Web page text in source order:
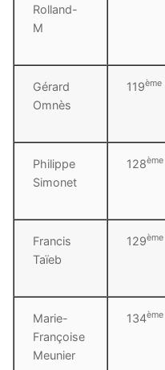
Rolland-
M
Gérard
Omnès
119ème
Philippe
Simonet
128ème
Francis
Taïeb
129ème
Marie-
Françoise
Meunier
134ème